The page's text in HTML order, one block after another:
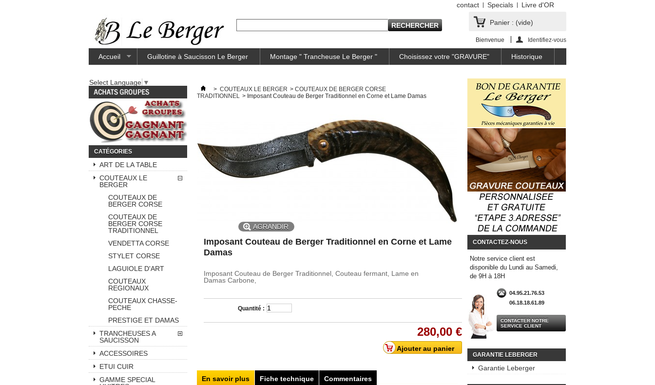
contact Specials Livre d'OR
Panier : (vide)
Bienvenue Identifiez-vous
Accueil Guillotine à Saucisson Le Berger Montage " Trancheuse Le Berger " Choisissez votre "GRAVURE" Historique
Select Language ▼
CATÉGORIES
ART DE LA TABLE
COUTEAUX LE
BERGER
COUTEAUX DE
BERGER CORSE
COUTEAUX DE
BERGER CORSE
TRADITIONNEL
VENDETTA CORSE
STYLET CORSE
LAGUIOLE D'ART
COUTEAUX
REGIONAUX
COUTEAUX CHASSE-
PECHE
PRESTIGE ET DAMAS
TRANCHEUSES A
SAUCISSON
ACCESSOIRES
ETUI CUIR
GAMME SPECIAL
> COUTEAUX LE BERGER > COUTEAUX DE BERGER CORSE
TRADITIONNEL > Imposant Couteau de Berger Traditionnel en Corne et Lame Damas
AGRANDIR
Imposant Couteau de Berger Traditionnel en Corne et Lame
Damas
Imposant Couteau de Berger Traditionnel, Couteau fermant, Lame en
Damas Carbone,
Quantité :
280,00 €
En savoir plus Fiche technique Commentaires
CONTACTEZ-NOUS
Notre service client est
disponible du Lundi au Samedi,
de 9H à 18H
04.95.21.76.53
06.18.18.61.89
CONTACTER NOTRE
SERVICE CLIENT
GARANTIE LEBERGER
Garantie Leberger